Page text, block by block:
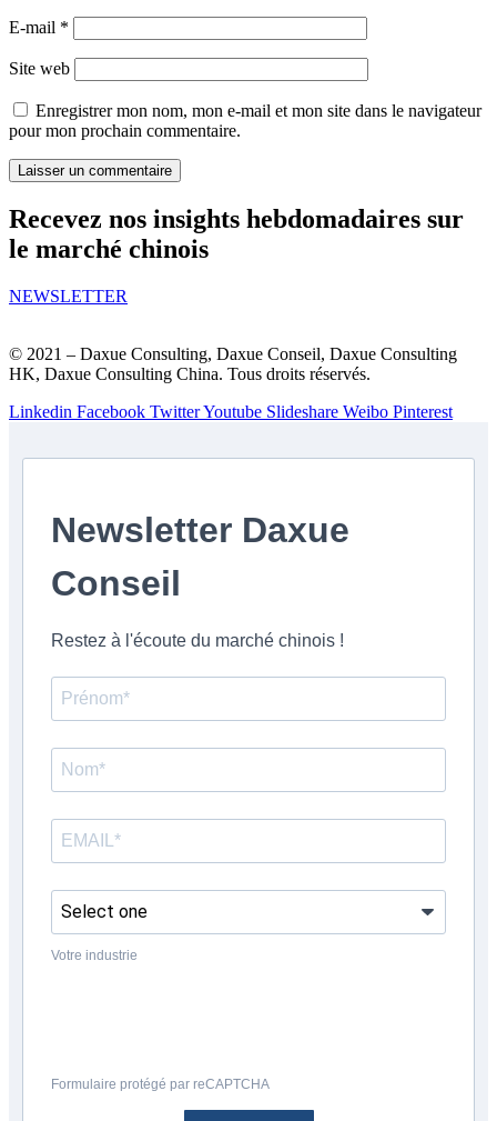
E-mail *
Site web
Enregistrer mon nom, mon e-mail et mon site dans le navigateur
pour mon prochain commentaire.
Recevez nos insights hebdomadaires sur
le marché chinois
NEWSLETTER
© 2021 – Daxue Consulting, Daxue Conseil, Daxue Consulting
HK, Daxue Consulting China. Tous droits réservés.
Linkedin Facebook TwitterYoutube Slideshare Weibo Pinterest
Newsletter Daxue
Conseil
Restez à l'écoute du marché chinois !
Votre industrie
Formulaire protégé par reCAPTCHA